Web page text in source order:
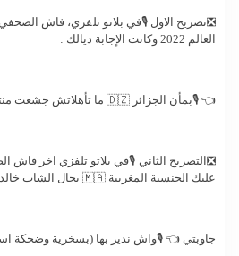
❎تصريح الاول 🎙️في بلاتو تلفزي، فاش
العالم 2022 وكانت الإجابة ديالك :
👈 🎙️بمأن الجزائر 🇩🇿 ما تأهلاتش جشعت منتخب فرنسا 🇫🇷
❎التصريح الثاني 🎙️في بلاتو تلفزي اخر فاش
عليك الجنسية المغربية 🇲🇦 بحال الشاب خالد واش تقبلها ؟؟
جاوبتي 👈 🎙️واش ندير بها (بسخرية وضحكة